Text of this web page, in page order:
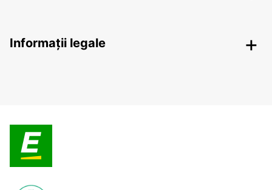
Informații legale